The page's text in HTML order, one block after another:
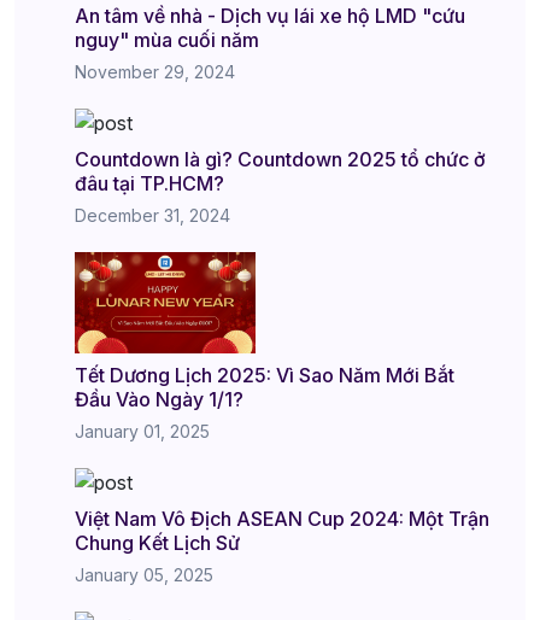
An tâm về nhà - Dịch vụ lái xe hộ LMD "cứu
nguy" mùa cuối năm
November 29, 2024
Countdown là gì? Countdown 2025 tổ chức ở
đâu tại TP.HCM?
December 31, 2024
Tết Dương Lịch 2025: Vì Sao Năm Mới Bắt
Đầu Vào Ngày 1/1?
January 01, 2025
Việt Nam Vô Địch ASEAN Cup 2024: Một Trận
Chung Kết Lịch Sử
January 05, 2025